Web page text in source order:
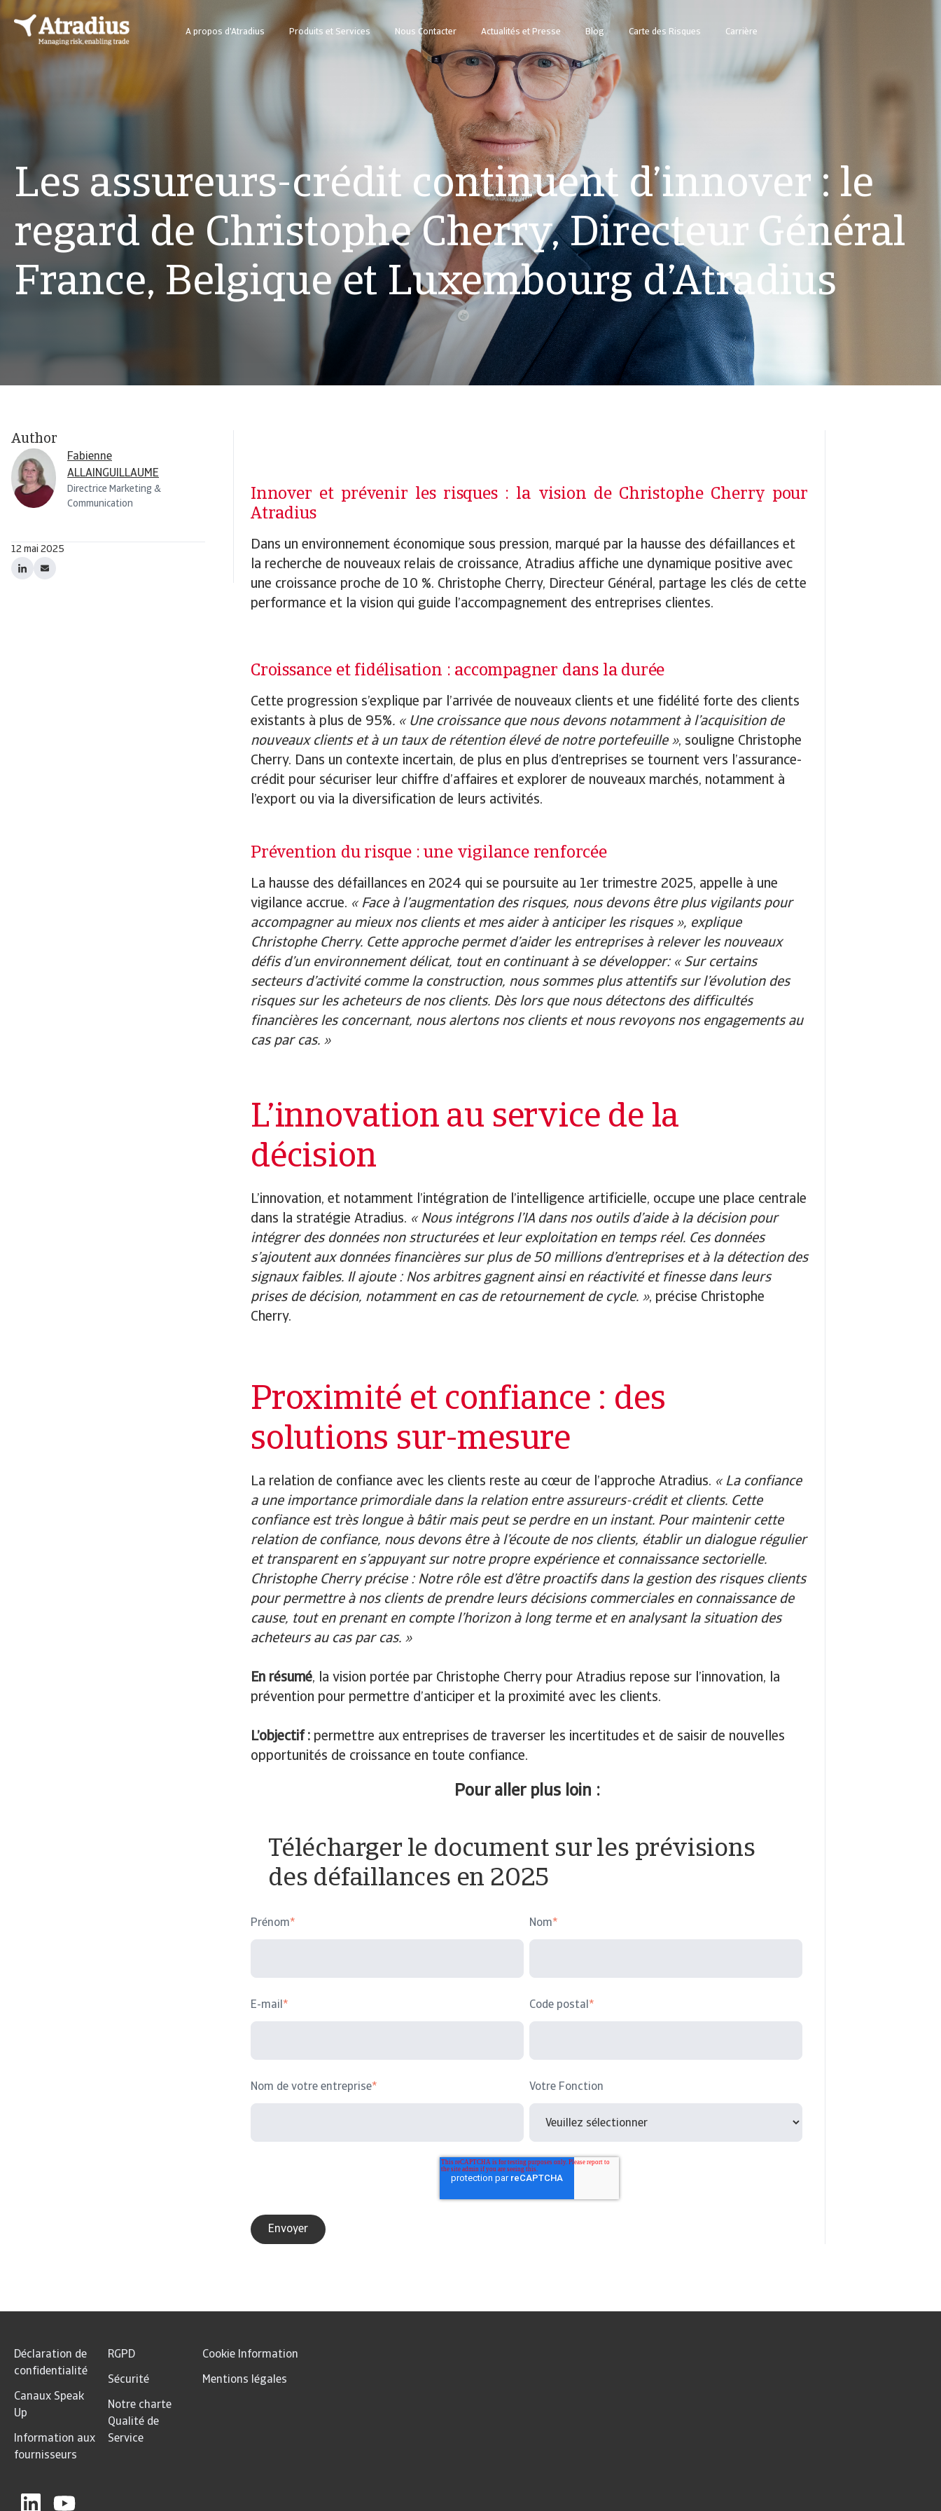
A propos d'Atradius Produits et Services Nous Contacter Actualités et Presse Blog Carte des Risques Carrière
Les assureurs-crédit continuent d’innover : le
regard de Christophe Cherry, Directeur Général
France, Belgique et Luxembourg d’Atradius
Author
Fabienne
ALLAINGUILLAUME
Directrice Marketing &
Communication
12 mai 2025
Innover et prévenir les risques : la vision de Christophe Cherry pour
Atradius
Dans un environnement économique sous pression, marqué par la hausse des défaillances et
la recherche de nouveaux relais de croissance, Atradius affiche une dynamique positive avec
une croissance proche de 10 %. Christophe Cherry, Directeur Général, partage les clés de cette
performance et la vision qui guide l’accompagnement des entreprises clientes.
Croissance et fidélisation : accompagner dans la durée
Cette progression s’explique par l’arrivée de nouveaux clients et une fidélité forte des clients
existants à plus de 95%. « Une croissance que nous devons notamment à l’acquisition de
nouveaux clients et à un taux de rétention élevé de notre portefeuille », souligne Christophe
Cherry. Dans un contexte incertain, de plus en plus d’entreprises se tournent vers l’assurance-
crédit pour sécuriser leur chiffre d’affaires et explorer de nouveaux marchés, notamment à
l’export ou via la diversification de leurs activités.
Prévention du risque : une vigilance renforcée
La hausse des défaillances en 2024 qui se poursuite au 1er trimestre 2025, appelle à une
vigilance accrue. « Face à l’augmentation des risques, nous devons être plus vigilants pour
accompagner au mieux nos clients et mes aider à anticiper les risques », explique
Christophe Cherry. Cette approche permet d’aider les entreprises à relever les nouveaux
défis d’un environnement délicat, tout en continuant à se développer: « Sur certains
secteurs d’activité comme la construction, nous sommes plus attentifs sur l’évolution des
risques sur les acheteurs de nos clients. Dès lors que nous détectons des difficultés
financières les concernant, nous alertons nos clients et nous revoyons nos engagements au
cas par cas. »
L’innovation au service de la
décision
L’innovation, et notamment l’intégration de l’intelligence artificielle, occupe une place centrale
dans la stratégie Atradius. « Nous intégrons l’IA dans nos outils d’aide à la décision pour
intégrer des données non structurées et leur exploitation en temps réel. Ces données
s’ajoutent aux données financières sur plus de 50 millions d’entreprises et à la détection des
signaux faibles. Il ajoute : Nos arbitres gagnent ainsi en réactivité et finesse dans leurs
prises de décision, notamment en cas de retournement de cycle. », précise Christophe
Cherry.
Proximité et confiance : des
solutions sur-mesure
La relation de confiance avec les clients reste au cœur de l’approche Atradius. « La confiance
a une importance primordiale dans la relation entre assureurs-crédit et clients. Cette
confiance est très longue à bâtir mais peut se perdre en un instant. Pour maintenir cette
relation de confiance, nous devons être à l’écoute de nos clients, établir un dialogue régulier
et transparent en s’appuyant sur notre propre expérience et connaissance sectorielle.
Christophe Cherry précise : Notre rôle est d’être proactifs dans la gestion des risques clients
pour permettre à nos clients de prendre leurs décisions commerciales en connaissance de
cause, tout en prenant en compte l’horizon à long terme et en analysant la situation des
acheteurs au cas par cas. »
En résumé, la vision portée par Christophe Cherry pour Atradius repose sur l’innovation, la
prévention pour permettre d’anticiper et la proximité avec les clients.
L’objectif : permettre aux entreprises de traverser les incertitudes et de saisir de nouvelles
opportunités de croissance en toute confiance.
Pour aller plus loin :
Télécharger le document sur les prévisions
des défaillances en 2025
Prénom* Nom*
E-mail * Code postal *
Nom de votre entreprise* Votre Fonction
Déclaration de
confidentialité
Canaux Speak
Up
Information aux
fournisseurs
RGPD
Sécurité
Notre charte
Qualité de
Service
Cookie Information
Mentions légales